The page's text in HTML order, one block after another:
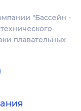
"Бассейн -
плавательных